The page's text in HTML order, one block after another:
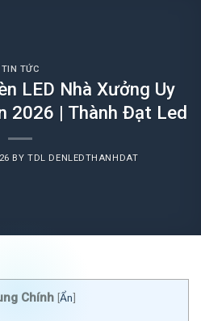
TIN TỨC
LED Nhà Xưởng Uy
2026 | Thành Đạt Led
BYTDL DENLEDTHANHDAT
Chính [Ẩn]